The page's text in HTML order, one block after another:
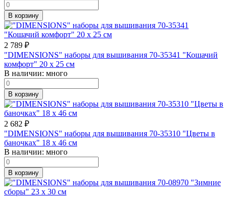
В корзину
2 789 ₽
"DIMENSIONS" наборы для вышивания 70-35341 "Кошачий
комфорт" 20 x 25 см
В наличии: много
В корзину
2 682 ₽
"DIMENSIONS" наборы для вышивания 70-35310 "Цветы в
баночках" 18 x 46 см
В наличии: много
В корзину